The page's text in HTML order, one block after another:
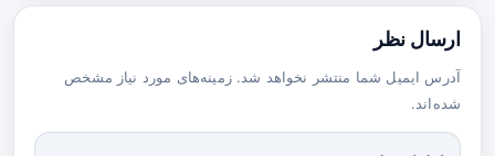
ارسال نظر
آدرس ایمیل شما منتشر نخواهد شد. زمینه‌های مورد نیاز مشخص
شده‌اند.